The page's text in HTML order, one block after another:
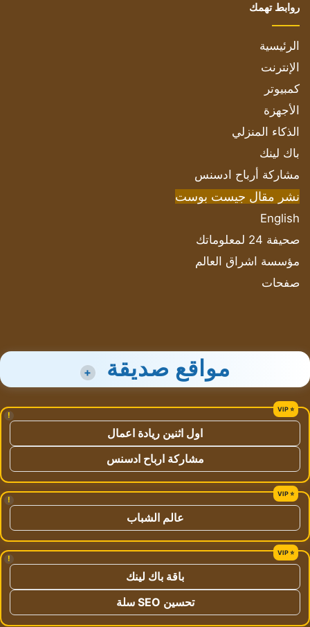
روابط تهمك
الرئيسية
الإنترنت
كمبيوتر
الأجهزة
الذكاء المنزلي
باك لينك
مشاركة أرباح ادسنس
نشر مقال جيست بوست
English
صحيفة 24 لمعلوماتك
مؤسسة اشراق العالم
صفحات
مواقع صديقة +
!
اول اثنين ريادة اعمال
مشاركة ارباح ادسنس
!
عالم الشباب
!
باقة باك لينك
تحسين SEO سلة